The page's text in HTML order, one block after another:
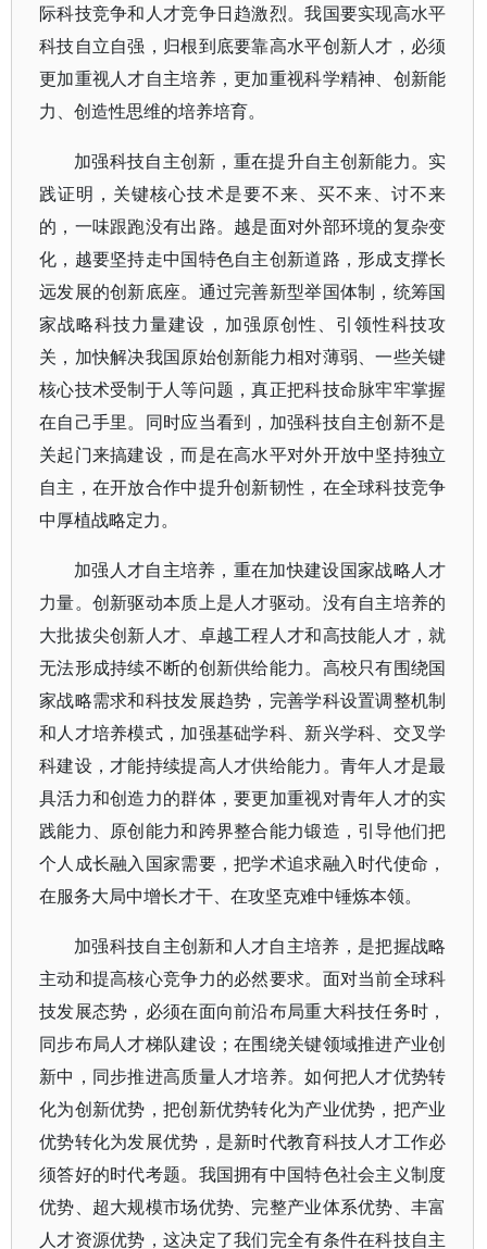
际科技竞争和人才竞争日趋激烈。我国要实现高水平
科技自立自强，归根到底要靠高水平创新人才，必须
更加重视人才自主培养，更加重视科学精神、创新能
力、创造性思维的培养培育。
加强科技自主创新，重在提升自主创新能力。实
践证明，关键核心技术是要不来、买不来、讨不来
的，一味跟跑没有出路。越是面对外部环境的复杂变
化，越要坚持走中国特色自主创新道路，形成支撑长
远发展的创新底座。通过完善新型举国体制，统筹国
家战略科技力量建设，加强原创性、引领性科技攻
关，加快解决我国原始创新能力相对薄弱、一些关键
核心技术受制于人等问题，真正把科技命脉牢牢掌握
在自己手里。同时应当看到，加强科技自主创新不是
关起门来搞建设，而是在高水平对外开放中坚持独立
自主，在开放合作中提升创新韧性，在全球科技竞争
中厚植战略定力。
加强人才自主培养，重在加快建设国家战略人才
力量。创新驱动本质上是人才驱动。没有自主培养的
大批拔尖创新人才、卓越工程人才和高技能人才，就
无法形成持续不断的创新供给能力。高校只有围绕国
家战略需求和科技发展趋势，完善学科设置调整机制
和人才培养模式，加强基础学科、新兴学科、交叉学
科建设，才能持续提高人才供给能力。青年人才是最
具活力和创造力的群体，要更加重视对青年人才的实
践能力、原创能力和跨界整合能力锻造，引导他们把
个人成长融入国家需要，把学术追求融入时代使命，
在服务大局中增长才干、在攻坚克难中锤炼本领。
加强科技自主创新和人才自主培养，是把握战略
主动和提高核心竞争力的必然要求。面对当前全球科
技发展态势，必须在面向前沿布局重大科技任务时，
同步布局人才梯队建设；在围绕关键领域推进产业创
新中，同步推进高质量人才培养。如何把人才优势转
化为创新优势，把创新优势转化为产业优势，把产业
优势转化为发展优势，是新时代教育科技人才工作必
须答好的时代考题。我国拥有中国特色社会主义制度
优势、超大规模市场优势、完整产业体系优势、丰富
人才资源优势，这决定了我们完全有条件在科技自主